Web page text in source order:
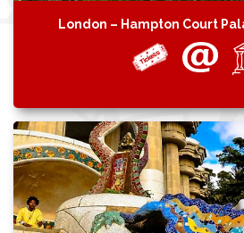
London – Hampton Court